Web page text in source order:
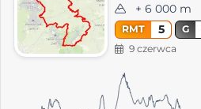
+ 6 000 m
RMT 5 G
9 czerwca